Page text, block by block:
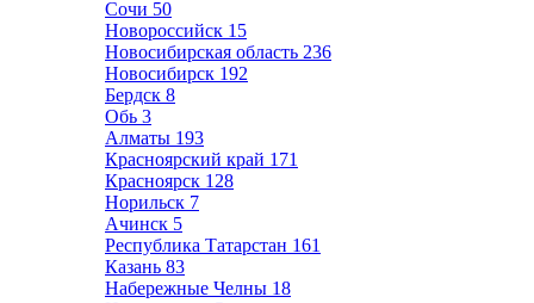
Сочи 50
Новороссийск 15
Новосибирская область 236
Новосибирск 192
Бердск 8
Обь 3
Алматы 193
Красноярский край 171
Красноярск 128
Норильск 7
Ачинск 5
Республика Татарстан 161
Казань 83
Набережные Челны 18